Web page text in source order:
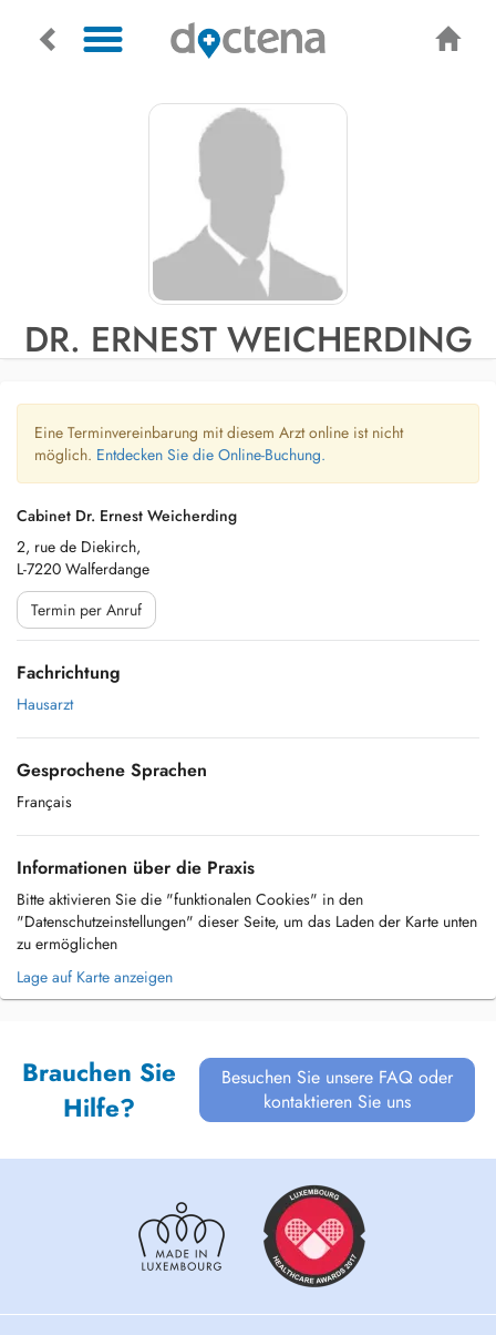
DR. ERNEST WEICHERDING
Eine Terminvereinbarung mit diesem Arzt online ist nicht
möglich. Entdecken Sie die Online-Buchung.
Cabinet Dr. Ernest Weicherding
2, rue de Diekirch,
L-7220 Walferdange
Termin per Anruf
Fachrichtung
Hausarzt
Gesprochene Sprachen
Français
Informationen über die Praxis
Bitte aktivieren Sie die "funktionalen Cookies" in den
"Datenschutzeinstellungen" dieser Seite, um das Laden der Karte unten
zu ermöglichen
Lage auf Karte anzeigen
Brauchen Sie
Hilfe?
Besuchen Sie unsere FAQ oder
kontaktieren Sie uns